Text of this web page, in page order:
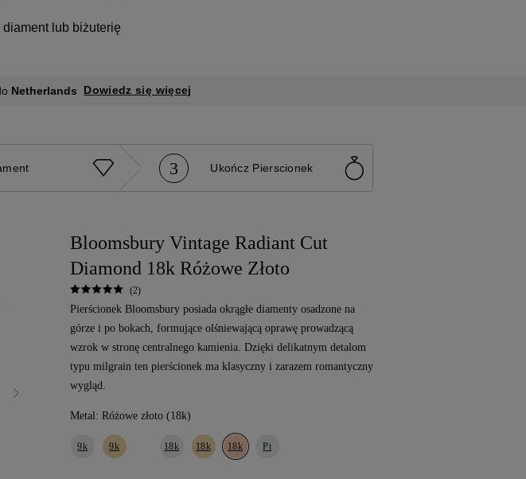
lub biżuterię
Netherlands Dowiedz się więcej
3 Ukończ Pierscionek
Bloomsbury Vintage Radiant Cut
Diamond 18k Różowe Złoto
(2)
Pierścionek Bloomsbury posiada okrągłe diamenty osadzone na
górze i po bokach, formujące olśniewającą oprawę prowadzącą
wzrok w stronę centralnego kamienia. Dzięki delikatnym detalom
typu milgrain ten pierścionek ma klasyczny i zarazem romantyczny
wygląd.
Metal: Różowe złoto (18k)
9k 9k 18k 18k 18k Pt